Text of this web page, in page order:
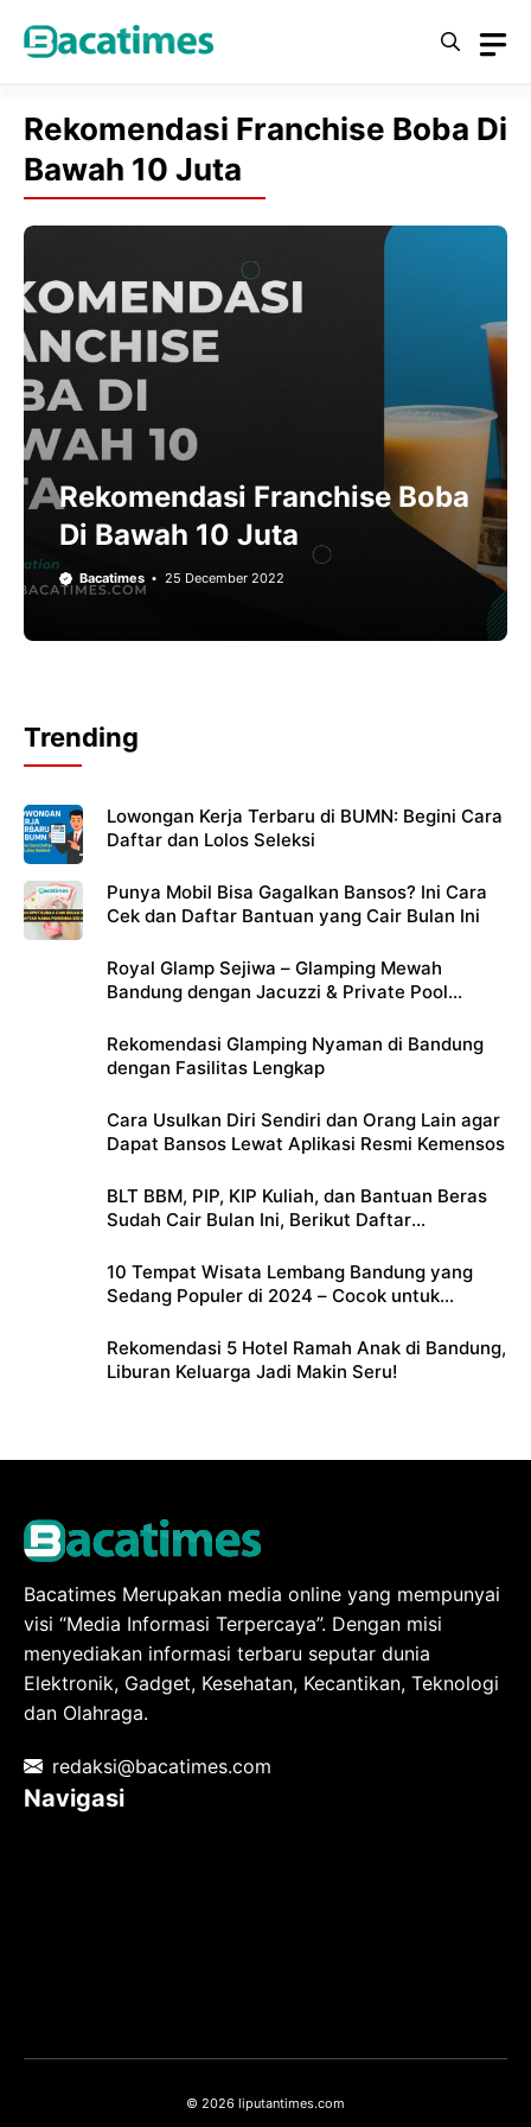
Rekomendasi Franchise Boba Di
Bawah 10 Juta
Rekomendasi Franchise Boba
Di Bawah 10 Juta
Bacatimes 25 December 2022
Trending
Lowongan Kerja Terbaru di BUMN: Begini Cara
Daftar dan Lolos Seleksi
Punya Mobil Bisa Gagalkan Bansos? Ini Cara
Cek dan Daftar Bantuan yang Cair Bulan Ini
Royal Glamp Sejiwa – Glamping Mewah
Bandung dengan Jacuzzi & Private Pool
Rekomendasi Glamping Nyaman di Bandung
dengan Fasilitas Lengkap
Cara Usulkan Diri Sendiri dan Orang Lain agar
Dapat Bansos Lewat Aplikasi Resmi Kemensos
BLT BBM, PIP, KIP Kuliah, dan Bantuan Beras
Sudah Cair Bulan Ini, Berikut Daftar
10 Tempat Wisata Lembang Bandung yang
Sedang Populer di 2024 – Cocok untuk
Rekomendasi 5 Hotel Ramah Anak di Bandung,
Liburan Keluarga Jadi Makin Seru!
Bacatimes Merupakan media online yang mempunyai
visi “Media Informasi Terpercaya”. Dengan misi
menyediakan informasi terbaru seputar dunia
Elektronik, Gadget, Kesehatan, Kecantikan, Teknologi
dan Olahraga.
redaksi@bacatimes.com
Navigasi
© 2026 liputantimes.com